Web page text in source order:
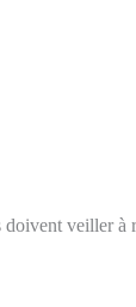
veiller à